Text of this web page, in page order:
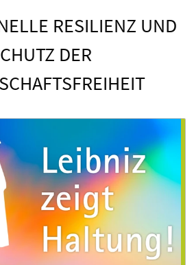
RESILIENZ UND
DER